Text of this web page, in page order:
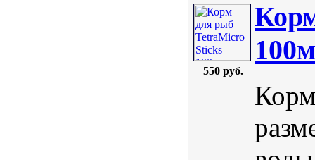
550 руб.